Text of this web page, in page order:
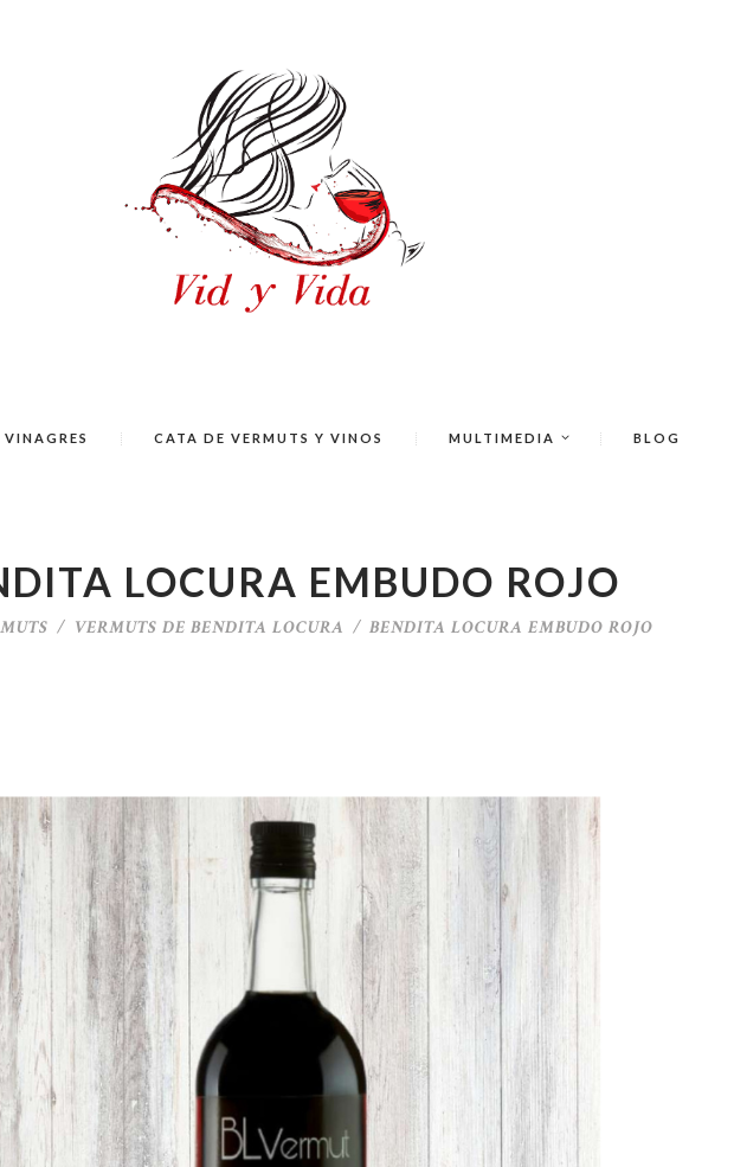
VINAGRES CATA DE VERMUTS Y VINOS MULTIMEDIA BLOG
LOCURA EMBUDO ROJO
VERMUTS DE BENDITA LOCURA BENDITA LOCURA EMBUDO ROJO